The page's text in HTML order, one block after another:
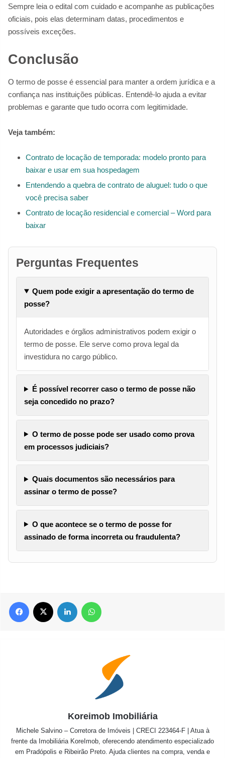
Sempre leia o edital com cuidado e acompanhe as publicações
oficiais, pois elas determinam datas, procedimentos e
possíveis exceções.
Conclusão
O termo de posse é essencial para manter a ordem jurídica e a
confiança nas instituições públicas. Entendê-lo ajuda a evitar
problemas e garante que tudo ocorra com legitimidade.
Veja também:
Contrato de locação de temporada: modelo pronto para
baixar e usar em sua hospedagem
Entendendo a quebra de contrato de aluguel: tudo o que
você precisa saber
Contrato de locação residencial e comercial – Word para
baixar
Perguntas Frequentes
Quem pode exigir a apresentação do termo de
posse?
Autoridades e órgãos administrativos podem exigir o
termo de posse. Ele serve como prova legal da
investidura no cargo público.
É possível recorrer caso o termo de posse não
seja concedido no prazo?
O termo de posse pode ser usado como prova
em processos judiciais?
Quais documentos são necessários para
assinar o termo de posse?
O que acontece se o termo de posse for
assinado de forma incorreta ou fraudulenta?
Facebook Linkedin
Koreimob Imobiliária
Michele Salvino – Corretora de Imóveis | CRECI 223464-F | Atua à
frente da Imobiliária KoreImob, oferecendo atendimento especializado
em Pradópolis e Ribeirão Preto. Ajuda clientes na compra, venda e